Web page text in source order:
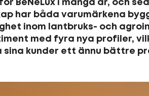
BeNeLux i många år, och
har båda varumärkena
inom lantbruks- och
med fyra nya profiler,
sina kunder ett ännu bättre